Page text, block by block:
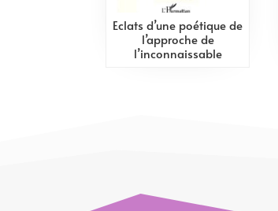
Eclats d’une poétique de
l’approche de
l’inconnaissable